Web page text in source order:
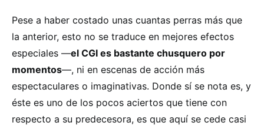
Pese a haber costado unas cuantas perras más que
la anterior, esto no se traduce en mejores efectos
especiales —el CGI es bastante chusquero por
momentos—, ni en escenas de acción más
espectaculares o imaginativas. Donde sí se nota es, y
éste es uno de los pocos aciertos que tiene con
respecto a su predecesora, es que aquí se cede casi